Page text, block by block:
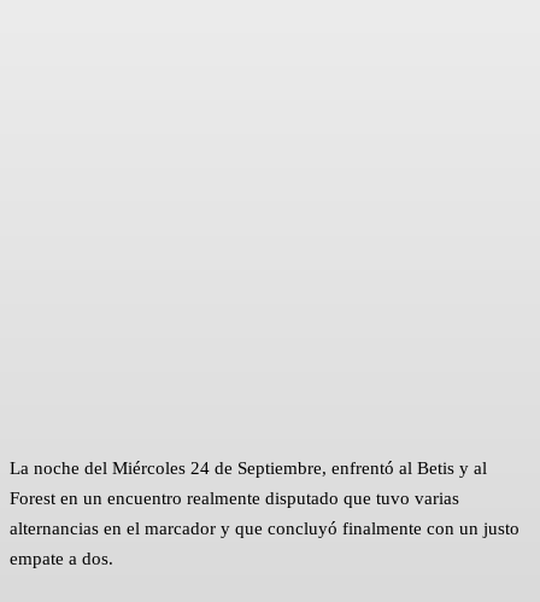
La noche del Miércoles 24 de Septiembre, enfrentó al Betis y al
Forest en un encuentro realmente disputado que tuvo varias
alternancias en el marcador y que concluyó finalmente con un justo
empate a dos.